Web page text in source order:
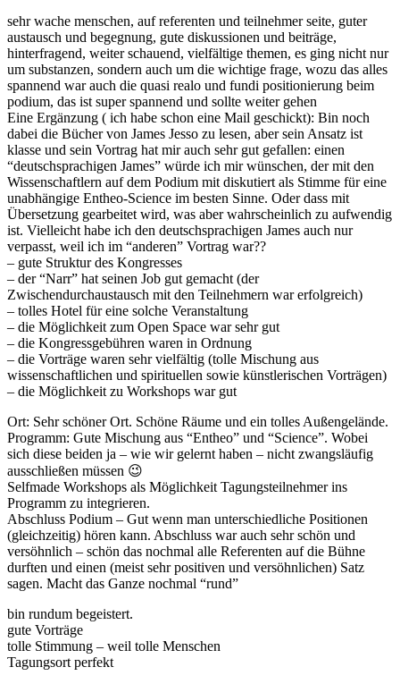
sehr wache menschen, auf referenten und teilnehmer seite, guter
austausch und begegnung, gute diskussionen und beiträge,
hinterfragend, weiter schauend, vielfältige themen, es ging nicht nur
um substanzen, sondern auch um die wichtige frage, wozu das alles
spannend war auch die quasi realo und fundi positionierung beim
podium, das ist super spannend und sollte weiter gehen
Eine Ergänzung ( ich habe schon eine Mail geschickt): Bin noch
dabei die Bücher von James Jesso zu lesen, aber sein Ansatz ist
klasse und sein Vortrag hat mir auch sehr gut gefallen: einen
“deutschsprachigen James” würde ich mir wünschen, der mit den
Wissenschaftlern auf dem Podium mit diskutiert als Stimme für eine
unabhängige Entheo-Science im besten Sinne. Oder dass mit
Übersetzung gearbeitet wird, was aber wahrscheinlich zu aufwendig
ist. Vielleicht habe ich den deutschsprachigen James auch nur
verpasst, weil ich im “anderen” Vortrag war??
– gute Struktur des Kongresses
– der “Narr” hat seinen Job gut gemacht (der
Zwischendurchaustausch mit den Teilnehmern war erfolgreich)
– tolles Hotel für eine solche Veranstaltung
– die Möglichkeit zum Open Space war sehr gut
– die Kongressgebühren waren in Ordnung
– die Vorträge waren sehr vielfältig (tolle Mischung aus
wissenschaftlichen und spirituellen sowie künstlerischen Vorträgen)
– die Möglichkeit zu Workshops war gut
Ort: Sehr schöner Ort. Schöne Räume und ein tolles Außengelände.
Programm: Gute Mischung aus “Entheo” und “Science”. Wobei
sich diese beiden ja – wie wir gelernt haben – nicht zwangsläufig
ausschließen müssen 😉
Selfmade Workshops als Möglichkeit Tagungsteilnehmer ins
Programm zu integrieren.
Abschluss Podium – Gut wenn man unterschiedliche Positionen
(gleichzeitig) hören kann. Abschluss war auch sehr schön und
versöhnlich – schön das nochmal alle Referenten auf die Bühne
durften und einen (meist sehr positiven und versöhnlichen) Satz
sagen. Macht das Ganze nochmal “rund”
bin rundum begeistert.
gute Vorträge
tolle Stimmung – weil tolle Menschen
Tagungsort perfekt